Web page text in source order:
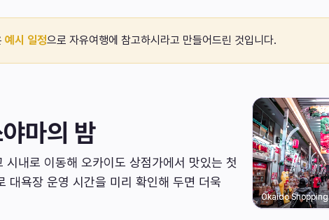
예시 일정으로 자유여행에 참고하시라고 만들어드린 것입니다.
마의 밤
내로 이동해 오카이도 상점가에서 맛있는 첫
대욕장 운영 시간을 미리 확인해 두면 더욱
Okaido Shopping
Arcade